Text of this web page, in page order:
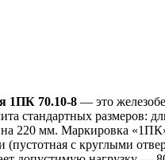
1ПК 70.10-8 — это
стандартных размеров:
220 мм. Маркировка
(пустотная с круглыми